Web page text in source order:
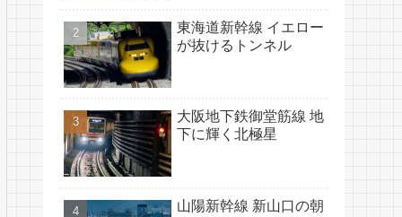
東海道新幹線 イエロー
が抜けるトンネル
大阪地下鉄御堂筋線 地
下に輝く北極星
山陽新幹線 新山口の朝